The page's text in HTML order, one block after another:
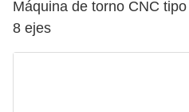
Máquina de torno CNC
8 ejes